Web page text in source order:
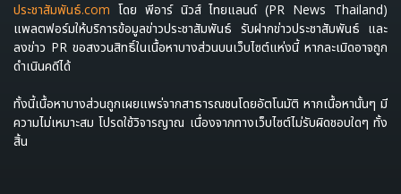
ประชาสัมพันธ์.com โดย พีอาร์ นิวส์ ไทยแลนด์ (PR News Thailand)
แพลตฟอร์มให้บริการข้อมูลข่าวประชาสัมพันธ์ รับฝากข่าวประชาสัมพันธ์ และ
ลงข่าว PR ขอสงวนสิทธิ์ในเนื้อหาบางส่วนบนเว็บไซต์แห่งนี้ หากละเมิดอาจถูก
ดำเนินคดีได้
ทั้งนี้เนื้อหาบางส่วนถูกเผยแพร่จากสาธารณชนโดยอัตโนมัติ หากเนื้อหานั้นๆ มี
ความไม่เหมาะสม โปรดใช้วิจารญาณ เนื่องจากทางเว็บไซต์ไม่รับผิดชอบใดๆ ทั้ง
สิ้น